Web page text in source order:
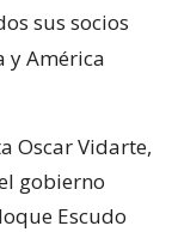
sus socios
y América
Oscar Vidarte,
gobierno
Escudo